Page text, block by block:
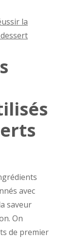
la
avec
saveur
On
de premier